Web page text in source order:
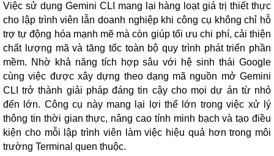
Việc sử dụng Gemini CLI mang lại hàng loạt giá trị thiết thực
cho lập trình viên lẫn doanh nghiệp khi công cụ không chỉ hỗ
trợ tự động hóa mạnh mẽ mà còn giúp tối ưu chi phí, cải thiện
chất lượng mã và tăng tốc toàn bộ quy trình phát triển phần
mềm. Nhờ khả năng tích hợp sâu với hệ sinh thái Google
cùng việc được xây dựng theo dạng mã nguồn mở Gemini
CLI trở thành giải pháp đáng tin cậy cho mọi dự án từ nhỏ
đến lớn. Công cụ này mang lại lợi thế lớn trong việc xử lý
thông tin thời gian thực, nâng cao tính minh bạch và tạo điều
kiện cho mỗi lập trình viên làm việc hiệu quả hơn trong môi
trường Terminal quen thuộc.